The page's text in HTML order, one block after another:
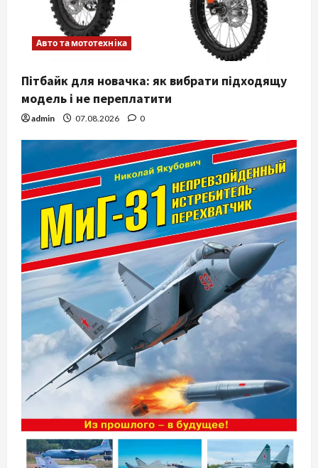
Авто та мототехніка
Пітбайк для новачка: як вибрати підходящу
модель і не переплатити
admin 07.08.2026 0